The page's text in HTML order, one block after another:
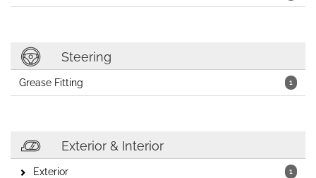
Steering
1
Grease Fitting
Exterior & Interior
1
Exterior